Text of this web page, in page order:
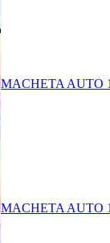
MACHETA AUTO
MACHETA AUTO